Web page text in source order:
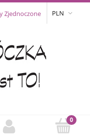
PLN